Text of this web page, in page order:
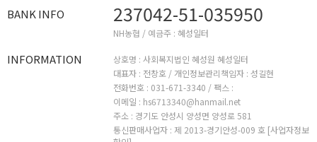
BANK INFO 237042-51-035950
NH농협 / 예금주 : 혜성일터
INFORMATION
상호명 : 사회복지법인 혜성원 혜성일터
대표자 : 전창호 / 개인정보관리책임자 : 성길현
전화번호 : 031-671-3340 / 팩스 :
이메일 : hs6713340@hanmail.net
주소 : 경기도 안성시 양성면 양성로 581
통신판매사업자 : 제 2013-경기안성-009 호 [사업자정보